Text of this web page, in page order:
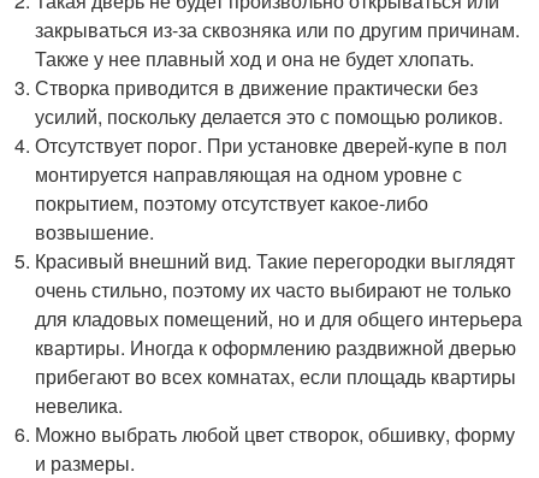
закрываться из-за сквозняка или по другим причинам.
Также у нее плавный ход и она не будет хлопать.
Створка приводится в движение практически без
усилий, поскольку делается это с помощью роликов.
Отсутствует порог. При установке дверей-купе в пол
монтируется направляющая на одном уровне с
покрытием, поэтому отсутствует какое-либо
возвышение.
Красивый внешний вид. Такие перегородки выглядят
очень стильно, поэтому их часто выбирают не только
для кладовых помещений, но и для общего интерьера
квартиры. Иногда к оформлению раздвижной дверью
прибегают во всех комнатах, если площадь квартиры
невелика.
Можно выбрать любой цвет створок, обшивку, форму
и размеры.